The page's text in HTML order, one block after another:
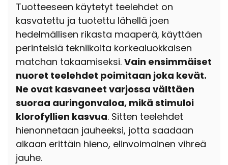
Tuotteeseen käytetyt teelehdet on
kasvatettu ja tuotettu lähellä joen
hedelmällisen rikasta maaperä, käyttäen
perinteisiä tekniikoita korkealuokkaisen
matchan takaamiseksi. Vain ensimmäiset
nuoret teelehdet poimitaan joka kevät.
Ne ovat kasvaneet varjossa välttäen
suoraa auringonvaloa, mikä stimuloi
klorofyllien kasvua. Sitten teelehdet
hienonnetaan jauheeksi, jotta saadaan
aikaan erittäin hieno, elinvoimainen vihreä
jauhe.